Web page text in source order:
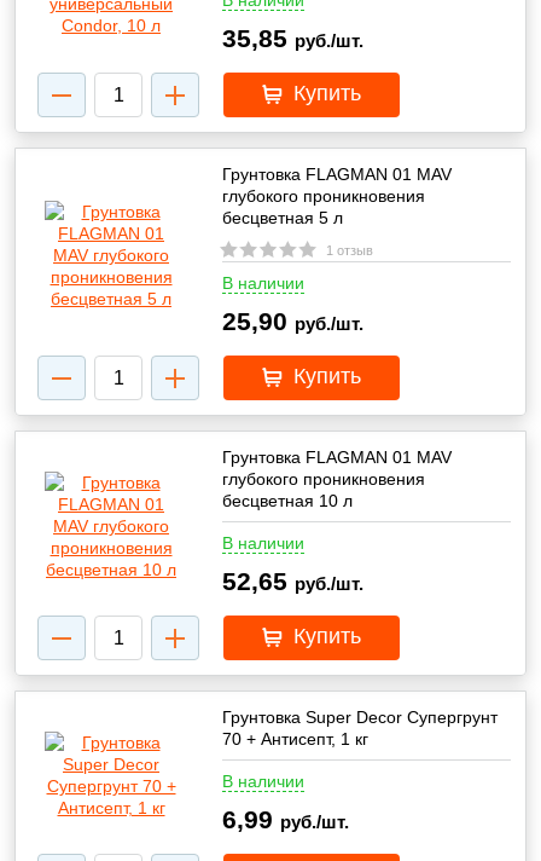
35,85 руб./шт.
Купить
Грунтовка FLAGMAN 01 MAV
глубокого проникновения
бесцветная 5 л
1 отзыв
В наличии
25,90 руб./шт.
Купить
Грунтовка FLAGMAN 01 MAV
глубокого проникновения
бесцветная 10 л
В наличии
52,65 руб./шт.
Купить
Грунтовка Super Decor Супергрунт
70 + Антисепт, 1 кг
В наличии
6,99 руб./шт.